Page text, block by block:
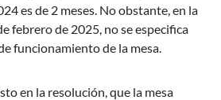
es de 2 meses. No obstante, en la
febrero de 2025, no se especifica
funcionamiento de la mesa.
en la resolución, que la mesa